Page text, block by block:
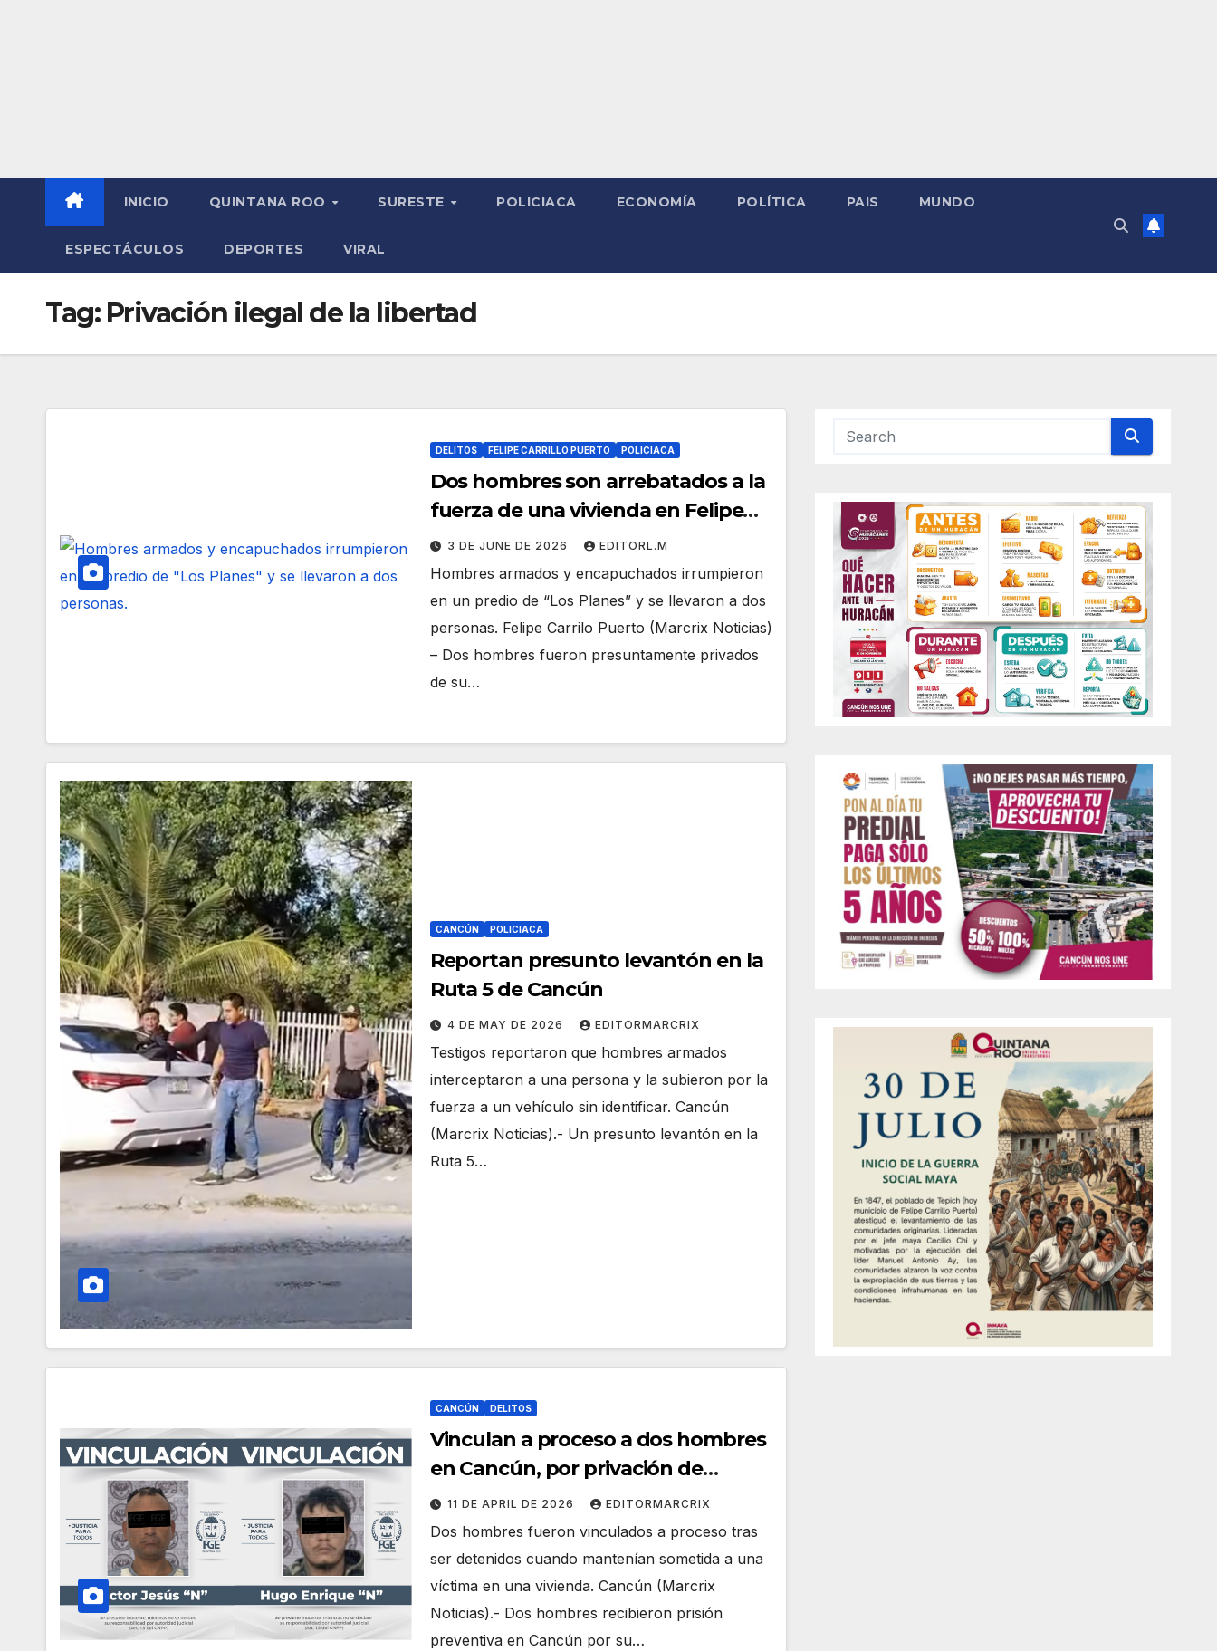
INICIO QUINTANA ROO SURESTE POLICIACA ECONOMÍA POLÍTICA PAIS MUNDO
ESPECTÁCULOS DEPORTES VIRAL
Tag: Privación ilegal de la libertad
DELITOS FELIPE CARRILLO PUERTO POLICIACA
Dos hombres son arrebatados a la
fuerza de una vivienda en Felipe
Carrillo Puerto
3 DE JUNE DE 2026 EDITORL.M
Hombres armados y encapuchados irrumpieron
en un predio de “Los Planes” y se llevaron a dos
personas. Felipe Carrilo Puerto (Marcrix Noticias)
– Dos hombres fueron presuntamente privados
de su…
CANCÚN POLICIACA
Reportan presunto levantón en la
Ruta 5 de Cancún
4 DE MAY DE 2026 EDITORMARCRIX
Testigos reportaron que hombres armados
interceptaron a una persona y la subieron por la
fuerza a un vehículo sin identificar. Cancún
(Marcrix Noticias).- Un presunto levantón en la
Ruta 5…
CANCÚN DELITOS
Vinculan a proceso a dos hombres
en Cancún, por privación de
libertad
11 DE APRIL DE 2026 EDITORMARCRIX
Dos hombres fueron vinculados a proceso tras
ser detenidos cuando mantenían sometida a una
víctima en una vivienda. Cancún (Marcrix
Noticias).- Dos hombres recibieron prisión
preventiva en Cancún por su…